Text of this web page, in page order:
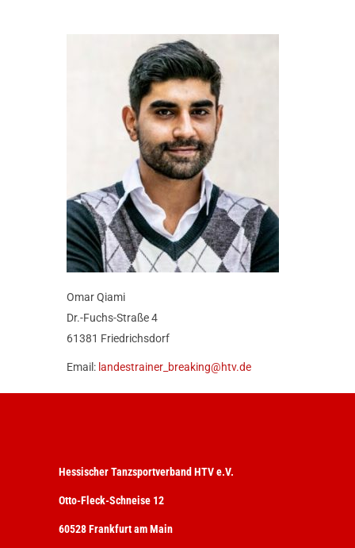
Omar Qiami
Dr.-Fuchs-Straße 4
61381 Friedrichsdorf
Email: landestrainer_breaking@htv.de
Hessischer Tanzsportverband HTV e.V.
Otto-Fleck-Schneise 12
60528 Frankfurt am Main